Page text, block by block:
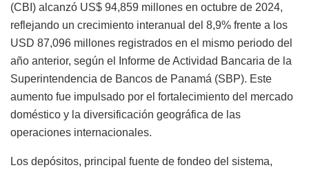
(CBI) alcanzó US$ 94,859 millones en octubre de 2024,
reflejando un crecimiento interanual del 8,9% frente a los
USD 87,096 millones registrados en el mismo periodo del
año anterior, según el Informe de Actividad Bancaria de la
Superintendencia de Bancos de Panamá (SBP). Este
aumento fue impulsado por el fortalecimiento del mercado
doméstico y la diversificación geográfica de las
operaciones internacionales.
Los depósitos, principal fuente de fondeo del sistema,